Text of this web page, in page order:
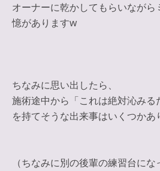
オーナーに乾かしてもらいなが
憶がありますw
ちなみに思い出したら、
施術途中から「これは絶対沁みる
を持てそうな出来事はいくつかあ
（ちなみに別の後輩の練習台に